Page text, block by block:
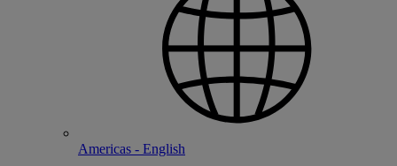
Americas - English